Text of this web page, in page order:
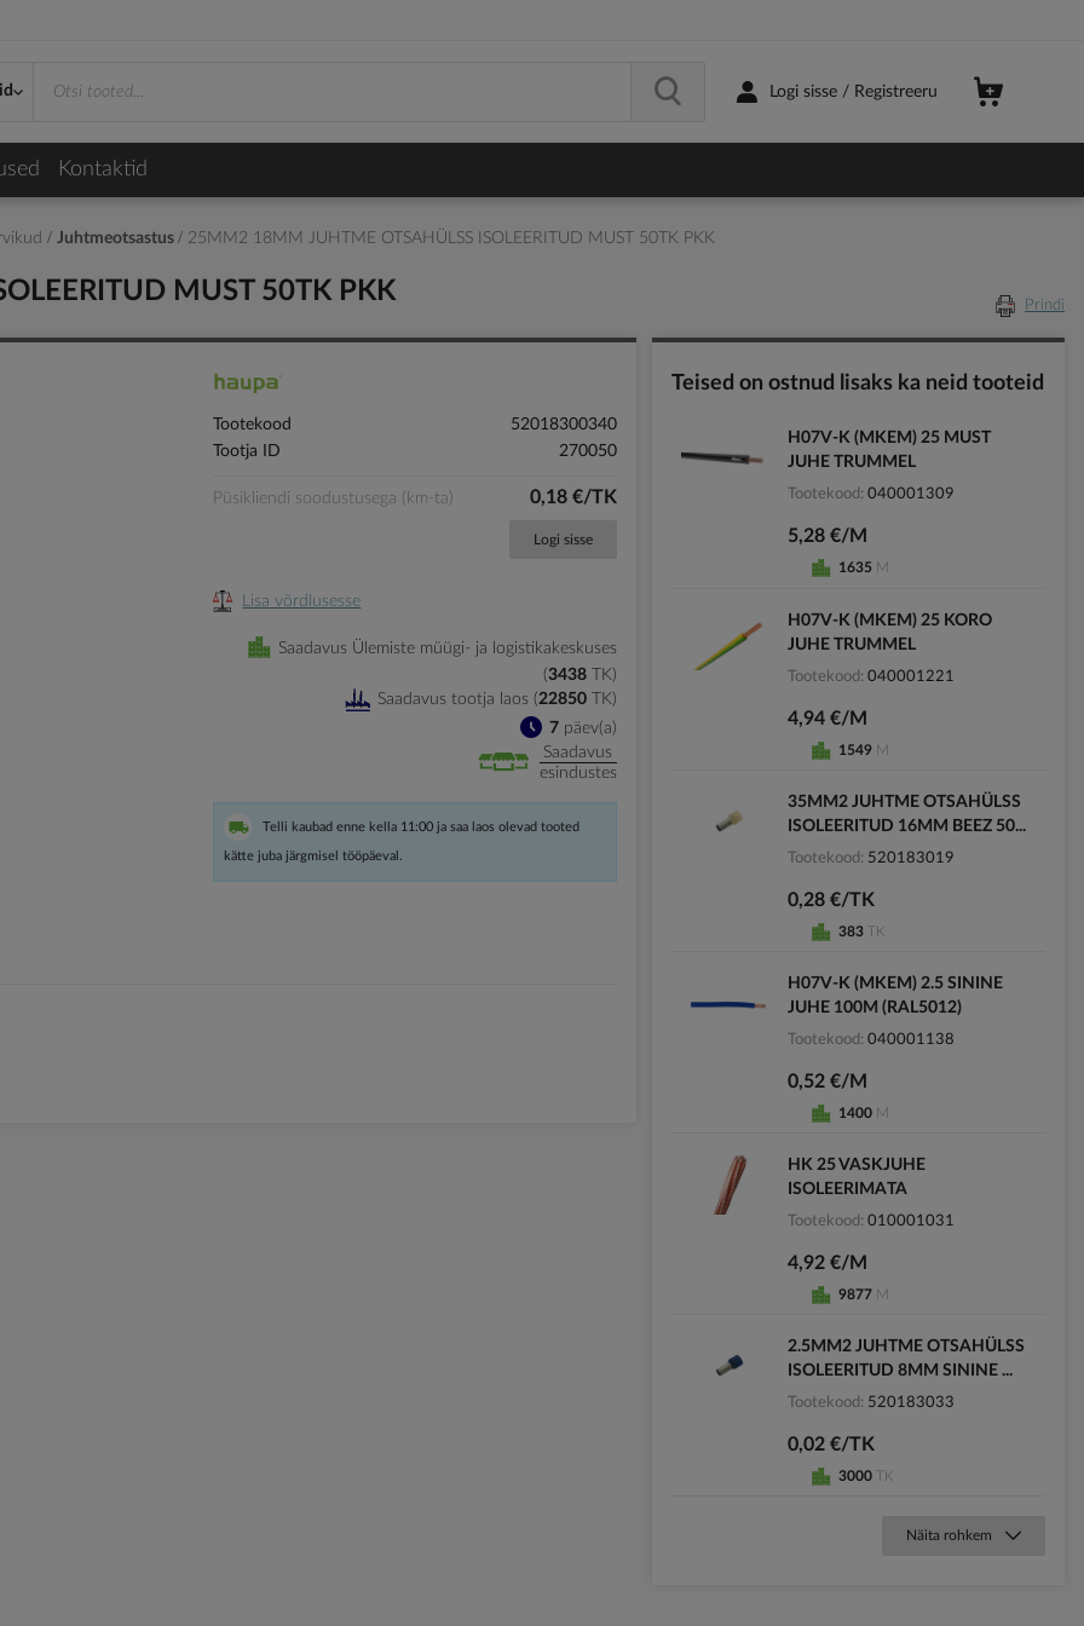
Logi sisse / Registreeru
Kontaktid
Juhtmeotsastus 25MM2 18MM JUHTME OTSAHÜLSS ISOLEERITUD MUST 50TK PKK
MUST 50TK PKK Prindi
Tootekood
52018300340
Tootja ID
270050
Püsikliendi soodustusega (km-ta) 0,18 €/TK
Logi sisse
Lisa võrdlusesse
Saadavus Ülemiste müügi- ja logistikakeskuses
3438
TK
7päev(a)
Saadavus tootja laos (22850 TK)
Saadavus
esindustes
Telli kaubad enne kella 11:00 ja saa laos olevad tooted
kätte juba järgmisel tööpäeval.
Teised on ostnud lisaks ka neid tooteid
H07V-K (MKEM) 25 MUST
JUHE TRUMMEL
Tootekood 040001309
5,28 €/M
1635 M
H07V-K (MKEM) 25 KORO
JUHE TRUMMEL
Tootekood 040001221
4,94 €/M
1549 M
35MM2 JUHTME OTSAHÜLSS
ISOLEERITUD 16MM BEEZ 50...
Tootekood 520183019
0,28 €/TK
383 TK
H07V-K (MKEM) 2.5 SININE
JUHE 100M (RAL5012)
Tootekood 040001138
0,52 €/M
1400 M
HK 25 VASKJUHE
ISOLEERIMATA
Tootekood 010001031
4,92 €/M
9877 M
2.5MM2 JUHTME OTSAHÜLSS
ISOLEERITUD 8MM SININE ...
Tootekood 520183033
0,02 €/TK
3000 TK
Näita rohkem